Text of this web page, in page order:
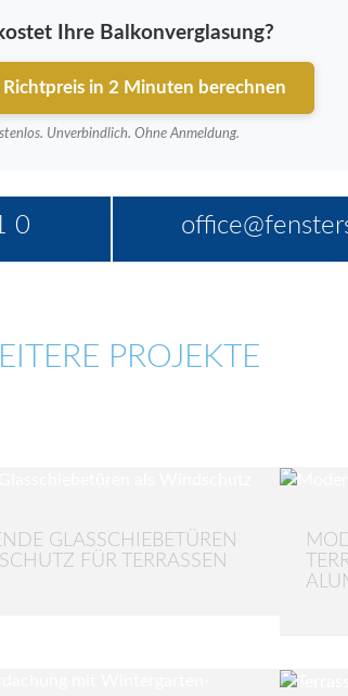
Ihre Balkonverglasung?
in 2 Minuten berechnen
Unverbindlich. Ohne Anmeldung.
0
PROJEKTE
GLASSCHIEBETÜREN
FÜR TERRASSEN